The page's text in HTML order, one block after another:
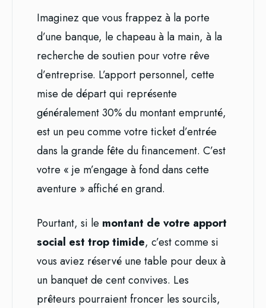
Imaginez que vous frappez à la porte
d’une banque, le chapeau à la main, à la
recherche de soutien pour votre rêve
d’entreprise. L’apport personnel, cette
mise de départ qui représente
généralement 30% du montant emprunté,
est un peu comme votre ticket d’entrée
dans la grande fête du financement. C’est
votre « je m’engage à fond dans cette
aventure » affiché en grand.
Pourtant, si le montant de votre apport
social est trop timide, c’est comme si
vous aviez réservé une table pour deux à
un banquet de cent convives. Les
prêteurs pourraient froncer les sourcils,